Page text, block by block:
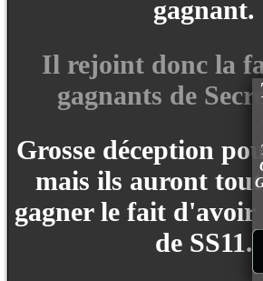
gagnant.
Il rejoint donc la
gagnants de
Grosse déception
mais ils auront
gagner le fait d'avoir
de SS11.